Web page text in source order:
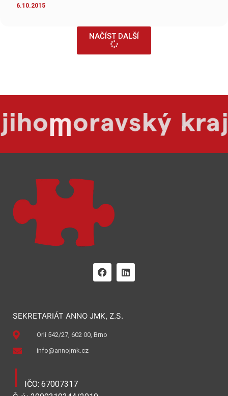
6.10.2015
NAČÍST DALŠÍ
SEKRETARIÁT ANNO JMK, Z.S.
Orlí 542/27, 602 00, Brno
info@annojmk.cz
I
IČO: 67007317